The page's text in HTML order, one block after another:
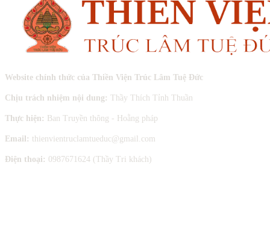
Website chính thức của Thiền Viện Trúc Lâm Tuệ Đức
Chịu trách nhiệm nội dung: Thầy Thích Tỉnh Thuần
Thực hiện: Ban Truyền thông - Hoằng pháp
Email: thienvientruclamtueduc@gmail.com
Điện thoại: 0987671624 (Thầy Tri khách)